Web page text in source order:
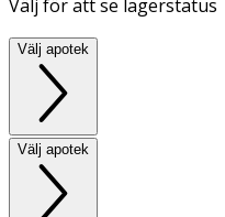
Välj för att se lagerstatus
Välj apotek
Välj apotek